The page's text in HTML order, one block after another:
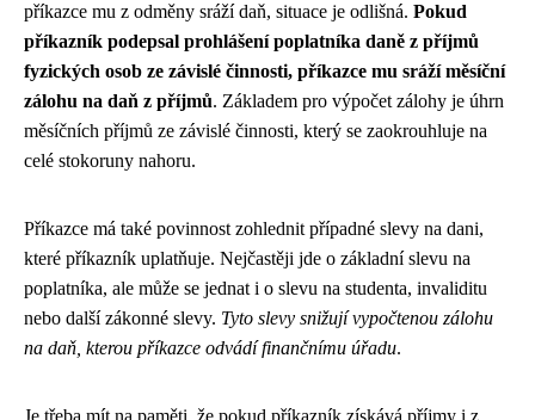
příkazce mu z odměny sráží daň, situace je odlišná. Pokud
příkazník podepsal prohlášení poplatníka daně z příjmů
fyzických osob ze závislé činnosti, příkazce mu sráží měsíční
zálohu na daň z příjmů. Základem pro výpočet zálohy je úhrn
měsíčních příjmů ze závislé činnosti, který se zaokrouhluje na
celé stokoruny nahoru.
Příkazce má také povinnost zohlednit případné slevy na dani,
které příkazník uplatňuje. Nejčastěji jde o základní slevu na
poplatníka, ale může se jednat i o slevu na studenta, invaliditu
nebo další zákonné slevy. Tyto slevy snižují vypočtenou zálohu
na daň, kterou příkazce odvádí finančnímu úřadu.
Je třeba mít na paměti, že pokud příkazník získává příjmy i z